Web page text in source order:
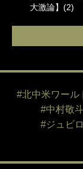
大激論】(2)
#北中米ワール
#中村敬
#ジュビ